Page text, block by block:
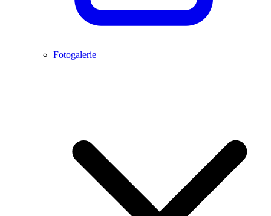
Fotogalerie